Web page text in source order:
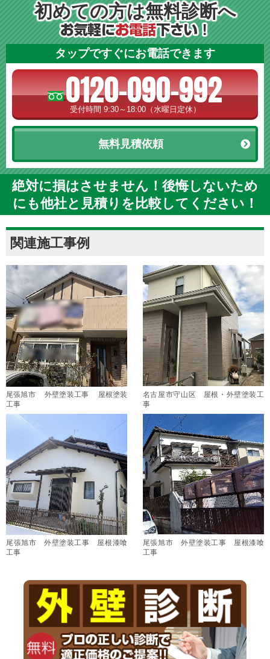
初めての方は無料診断へ
タップですぐにお電話できます
0120-090-992
受付時間 9:30～18:00（水曜日定休）
無料見積依頼
絶対に損はさせません！後悔しないため
にも他社と見積りを比較してください！
関連施工事例
尾張旭市 外壁塗装工事 屋根塗装
工事
名古屋市守山区 屋根・外壁塗装工
事
尾張旭市 外壁塗装工事 屋根漆喰
工事
尾張旭市 外壁塗装工事 屋根漆喰
工事